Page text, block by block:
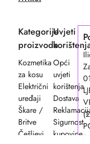
Kategorije
proizvoda
Kozmetika
za kosu
Električni
uređaji
Škare /
Britve
Češljevi
Uvjeti
Opći
uvjeti
korištenja
Dostava
Sigurnost
kupovine